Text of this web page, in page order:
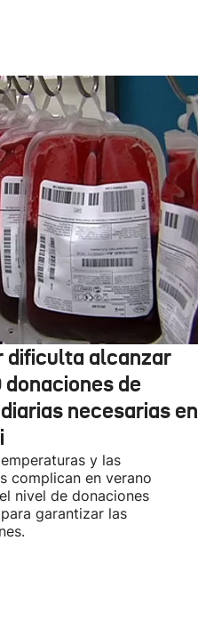
dificulta alcanzar
de
necesarias en
y las
complican en verano
nivel de donaciones
garantizar las